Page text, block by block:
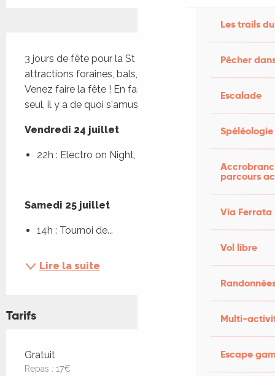
Les trails
Pêcher
Escalade
Spéléologie
parcours
Via Ferrata
Vol libre
Multi-
Escape
3 jours de fête pour la St Jacques à Salviac :
attractions foraines, bals, repas, animations, ...
Venez faire la fête ! En famille, entre amis ou tout
seul, il y a de quoi s'amuser pour tout le monde !
Vendredi 24 juillet
22h : Electro on Night, DJ Alex & DJ Hayce
Samedi 25 juillet
14h : Tournoi de...
Lire la suite
Tarifs
Tarifs 2026
Gratuit
Repas : 17€